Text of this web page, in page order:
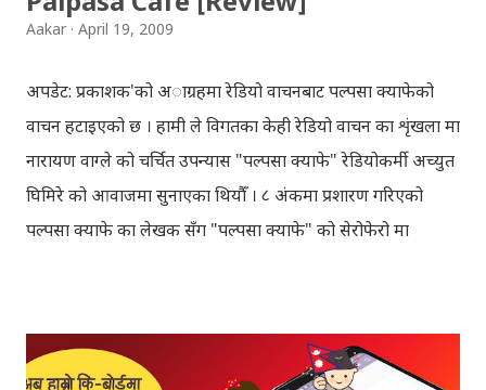
मरेपनि मेरो देश बाँचिराखोस / ma marepan...
Aakar April 19, 2009
अपडेट: प्रकाशक'को अाग्रहमा रेडियो वाचनबाट पल्पसा क्याफेको
वाचन हटाइएको छ । हामी ले विगतका केही रेडियो वाचन का शृंखला मा
नारायण वाग्ले को चर्चित उपन्यास "पल्पसा क्याफे" रेडियोकर्मी अच्युत
घिमिरे को आवाजमा सुनाएका थियौँ । ८ अंकमा प्रशारण गरिएको
पल्पसा क्याफे का लेखक सँग "पल्पसा क्याफे" को सेरोफेरो मा
भेटिएको खण्डमा हामी अवश्य पनि राख्ने नै छौँ । हामीले भनिरहनुपर्दैन,
पल्पसा क्याफे एक उत्कृष्ट उपन्यास हो जसलाई ऐतिहासिक दस्तावेज